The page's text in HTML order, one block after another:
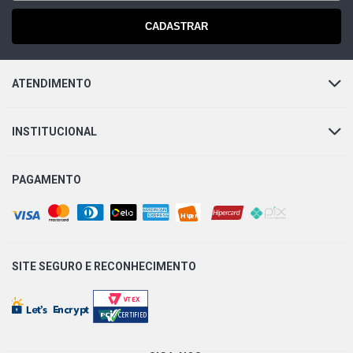
CADASTRAR
ATENDIMENTO
INSTITUCIONAL
PAGAMENTO
SITE SEGURO E RECONHECIMENTO